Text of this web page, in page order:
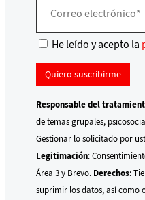
He leído y acepto la
Responsable del
de temas grupales,
Gestionar lo solicitado por
Legitimación:
Área 3 y Brevo. Derechos:
suprimir los datos, así como